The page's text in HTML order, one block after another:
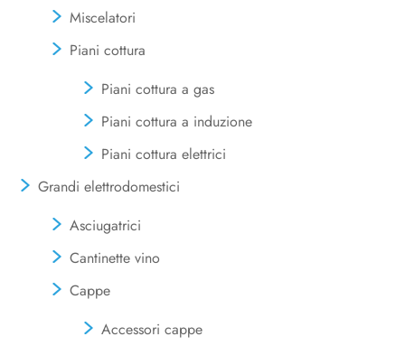
Miscelatori
Piani cottura
Piani cottura a gas
Piani cottura a induzione
Piani cottura elettrici
Grandi elettrodomestici
Asciugatrici
Cantinette vino
Cappe
Accessori cappe